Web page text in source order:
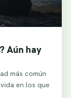
Aún hay
más común
en los que